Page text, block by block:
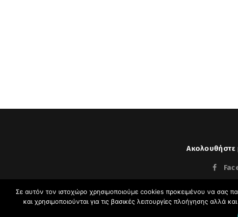
Ακολουθήστε
Σπύρος
Σε αυτόν τον ιστοχώρο χρησιμοποιούμε cookies προκειμένου να σας
και χρησιμοποιούνται για τις βασικές λειτουργίες πλοήγησης